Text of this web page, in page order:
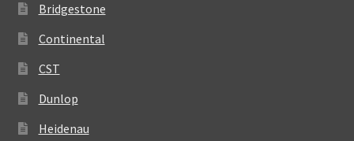
Bridgestone
Continental
CST
Dunlop
Heidenau